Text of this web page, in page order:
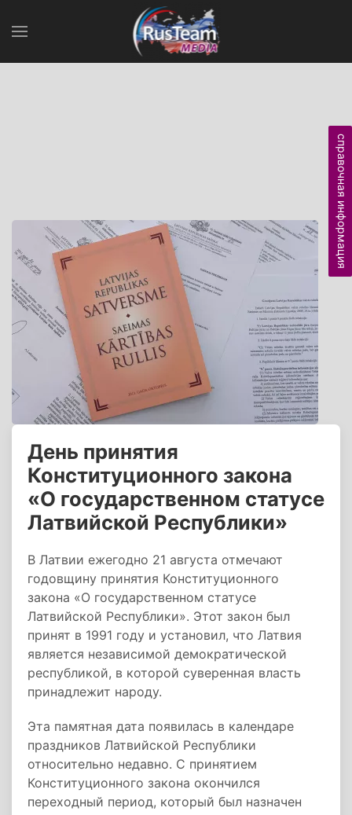
День принятия
Конституционного закона
«О государственном статусе
Латвийской Республики»
В Латвии ежегодно 21 августа отмечают
годовщину принятия Конституционного
закона «О государственном статусе
Латвийской Республики». Этот закон был
принят в 1991 году и установил, что Латвия
является независимой демократической
республикой, в которой суверенная власть
принадлежит народу.
Эта памятная дата появилась в календаре
праздников Латвийской Республики
относительно недавно. С принятием
Конституционного закона окончился
переходный период, который был назначен
справочная информация